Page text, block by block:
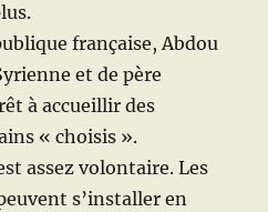
française, Abdou
et de père
à accueillir des
« choisis ».
assez volontaire. Les
s’installer en